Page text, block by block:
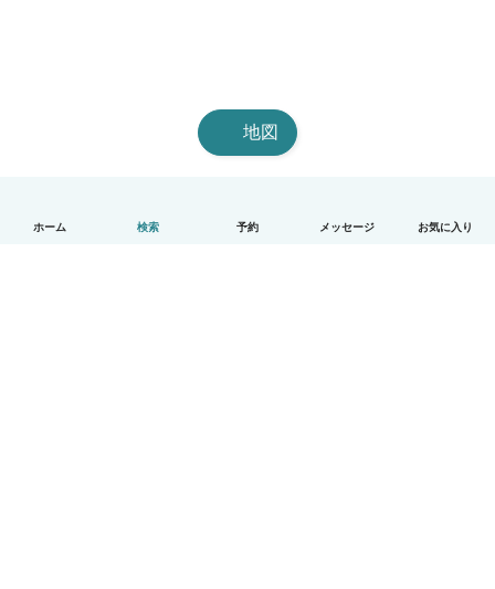
ホーム 検索 予約 メッセージ お気に入り
地図